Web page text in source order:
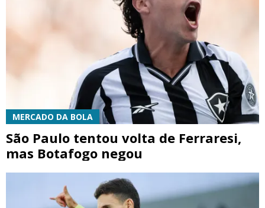
MERCADO DA BOLA
São Paulo tentou volta de Ferraresi,
mas Botafogo negou